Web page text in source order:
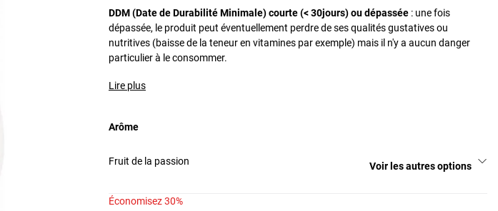
DDM (Date de Durabilité Minimale) courte (< 30jours) ou dépassée : une fois
dépassée, le produit peut éventuellement perdre de ses qualités gustatives ou
nutritives (baisse de la teneur en vitamines par exemple) mais il n'y a aucun danger
particulier à le consommer.
Lire plus
Arôme
Fruit de la passion Voir les autres options
Économisez 30%